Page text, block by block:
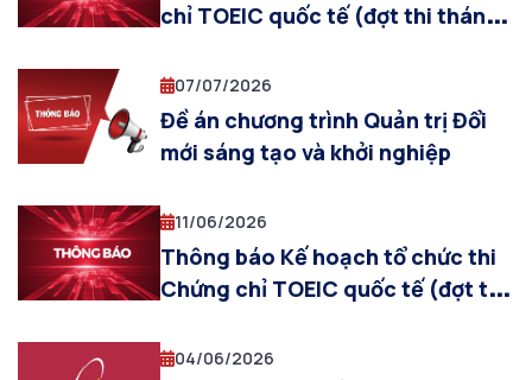
chỉ TOEIC quốc tế (đợt thi tháng
07/07/2026
Đề án chương trình Quản trị Đổi
mới sáng tạo và khởi nghiệp
11/06/2026
Thông báo Kế hoạch tổ chức thi
Chứng chỉ TOEIC quốc tế (đợt thi
04/06/2026